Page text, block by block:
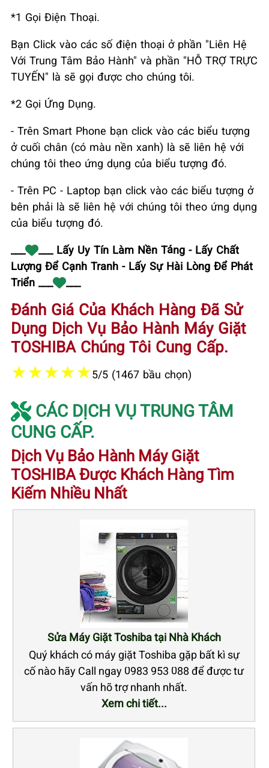
*1 Gọi Điện Thoại.
Bạn Click vào các số điện thoại ở phần "Liên Hệ
Với Trung Tâm Bảo Hành" và phần "HỖ TRỢ TRỰC
TUYẾN" là sẽ gọi được cho chúng tôi.
*2 Gọi Ứng Dụng.
- Trên Smart Phone bạn click vào các biểu tượng
ở cuối chân (có màu nền xanh) là sẽ liên hệ với
chúng tôi theo ứng dụng của biểu tượng đó.
- Trên PC - Laptop bạn click vào các biểu tượng ở
bên phải là sẽ liên hệ với chúng tôi theo ứng dụng
của biểu tượng đó.
___ Lấy Uy Tín Làm Nền Tảng - Lấy Chất
Lượng Để Cạnh Tranh - Lấy Sự Hài Lòng Để Phát
Triển ___
___
Đánh Giá Của Khách Hàng Đã Sử
Dụng Dịch Vụ Bảo Hành Máy Giặt
TOSHIBA Chúng Tôi Cung Cấp.
★★★★★5/5 (1467 bầu chọn)
CÁC DỊCH VỤ TRUNG TÂM
CUNG CẤP.
Dịch Vụ Bảo Hành Máy Giặt
TOSHIBA Được Khách Hàng Tìm
Kiếm Nhiều Nhất
Sửa Máy Giặt Toshiba tại Nhà Khách
Quý khách có máy giặt Toshiba gặp bất kì sự
cố nào hãy Call ngay 0983 953 088 để được tư
vấn hõ trợ nhanh nhất.
Xem chi tiết...